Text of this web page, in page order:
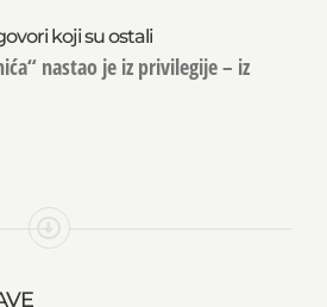
koji su ostali
nastao je iz privilegije – iz